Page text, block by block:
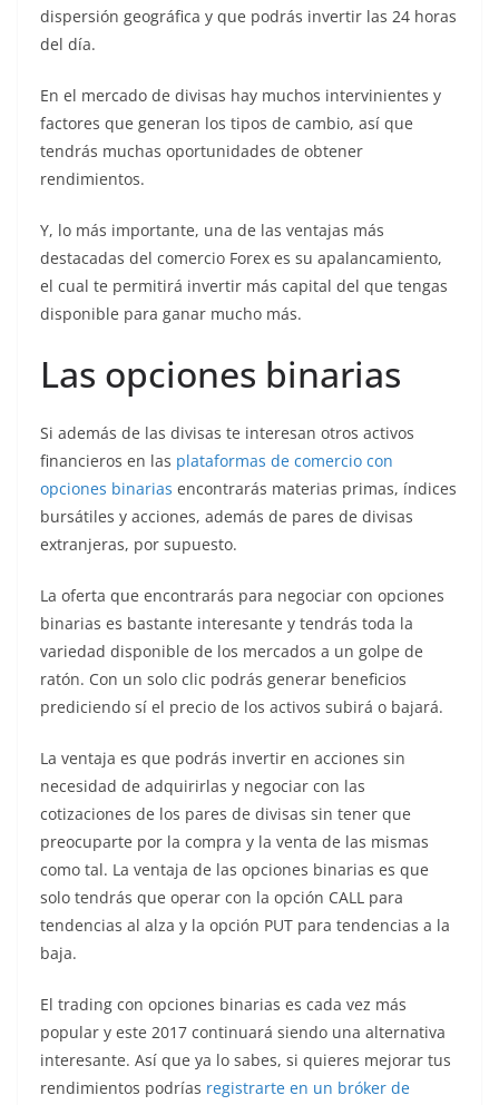
dispersión geográfica y que podrás invertir las 24 horas
del día.
En el mercado de divisas hay muchos intervinientes y
factores que generan los tipos de cambio, así que
tendrás muchas oportunidades de obtener
rendimientos.
Y, lo más importante, una de las ventajas más
destacadas del comercio Forex es su apalancamiento,
el cual te permitirá invertir más capital del que tengas
disponible para ganar mucho más.
Las opciones binarias
Si además de las divisas te interesan otros activos
financieros en las plataformas de comercio con
opciones binarias encontrarás materias primas, índices
bursátiles y acciones, además de pares de divisas
extranjeras, por supuesto.
La oferta que encontrarás para negociar con opciones
binarias es bastante interesante y tendrás toda la
variedad disponible de los mercados a un golpe de
ratón. Con un solo clic podrás generar beneficios
prediciendo sí el precio de los activos subirá o bajará.
La ventaja es que podrás invertir en acciones sin
necesidad de adquirirlas y negociar con las
cotizaciones de los pares de divisas sin tener que
preocuparte por la compra y la venta de las mismas
como tal. La ventaja de las opciones binarias es que
solo tendrás que operar con la opción CALL para
tendencias al alza y la opción PUT para tendencias a la
baja.
El trading con opciones binarias es cada vez más
popular y este 2017 continuará siendo una alternativa
interesante. Así que ya lo sabes, si quieres mejorar tus
rendimientos podrías registrarte en un bróker de